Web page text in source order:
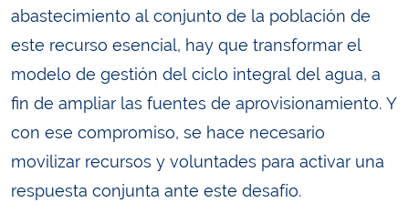
abastecimiento al conjunto de la población de
este recurso esencial, hay que transformar el
modelo de gestión del ciclo integral del agua, a
fin de ampliar las fuentes de aprovisionamiento. Y
con ese compromiso, se hace necesario
movilizar recursos y voluntades para activar una
respuesta conjunta ante este desafío.